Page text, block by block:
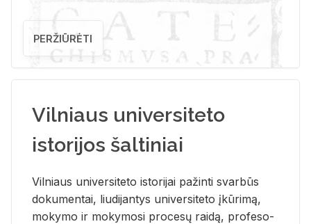
PERŽIŪRĖTI
Vilniaus universiteto
istorijos šaltiniai
Vil­niaus uni­ver­si­te­to is­to­ri­jai pa­žin­ti svar­būs
do­ku­men­tai, liu­di­jan­tys uni­ver­si­te­to įkū­ri­mą,
mo­ky­mo ir mo­ky­mo­si pro­ce­sų rai­dą, pro­fe­so­